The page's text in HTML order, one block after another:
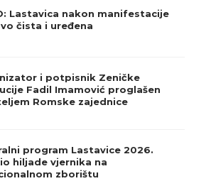
Lastavica nakon manifestacije
čista i uređena
i potpisnik Zeničke
Fadil Imamović proglašen
Romske zajednice
program Lastavice 2026.
hiljade vjernika na
zborištu